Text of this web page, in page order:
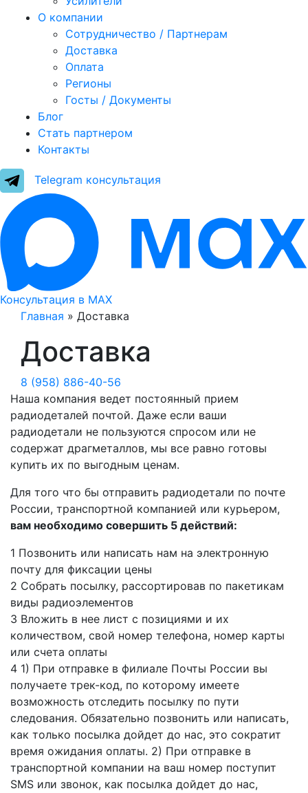
О компании
Сотрудничество / Партнерам
Доставка
Оплата
Регионы
Госты / Документы
Блог
Стать партнером
Контакты
Telegram консультация
Консультация в МАХ
Главная » Доставка
Доставка
8 (958) 886-40-56
Наша компания ведет постоянный прием
радиодеталей почтой. Даже если ваши
радиодетали не пользуются спросом или не
содержат драгметаллов, мы все равно готовы
купить их по выгодным ценам.
Для того что бы отправить радиодетали по почте
России, транспортной компанией или курьером,
вам необходимо совершить 5 действий:
1 Позвонить или написать нам на электронную
почту для фиксации цены
2 Собрать посылку, рассортировав по пакетикам
виды радиоэлементов
3 Вложить в нее лист с позициями и их
количеством, свой номер телефона, номер карты
или счета оплаты
4 1) При отправке в филиале Почты России вы
получаете трек-код, по которому имеете
возможность отследить посылку по пути
следования. Обязательно позвонить или написать,
как только посылка дойдет до нас, это сократит
время ожидания оплаты. 2) При отправке в
транспортной компании на ваш номер поступит
SMS или звонок, как посылка дойдет до нас,